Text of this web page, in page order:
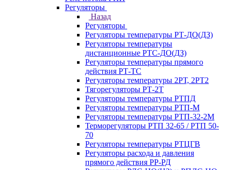
Регуляторы
Назад
Регуляторы
Регуляторы температуры РТ-ДО(ДЗ)
Регуляторы температуры
дистанционные РТС-ДО(ДЗ)
Регуляторы температуры прямого
действия РТ-ТС
Регуляторы температуры 2РТ, 2РT2
Тягорегуляторы РТ-2Т
Регуляторы температуры РТПД
Регуляторы температуры РТП-M
Регуляторы температуры РТП-32-2М
Терморегуляторы РТП 32-65 / РТП 50-
70
Регуляторы температуры РТЦГВ
Регуляторы расхода и давления
прямого действия РР-РД